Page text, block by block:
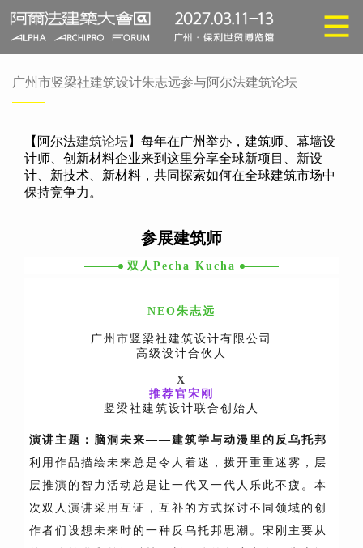
广州市竖梁社建筑设计朱志远参与阿尔法建筑论坛
【阿尔法建筑论坛】每年在广州举办，建筑师、幕墙设
计师、创新材料企业来到这里分享全球新项目、新设
计、新技术、新材料，共同探索如何在全球建筑市场中
保持竞争力。
参展建筑师
双人Pecha Kucha
NEO朱志远
广州市竖梁社建筑设计有限公司
高级设计合伙人
X
推荐官宋刚
竖梁社建筑设计联合创始人
演讲主题： 脑洞未来——建筑学与动漫里的反乌托邦
利用作品描绘未来总是令人着迷，拨开重重迷雾，层
层推演的智力活动总是让一代又一代人乐此不疲。本
次双人演讲采用互证，互补的方式探讨不同领域的创
作者们设想未来时的一种反乌托邦思潮。宋刚主要从